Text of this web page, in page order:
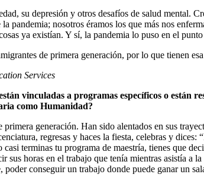
su depresión y otros desafíos de salud mental.
pandemia; nosotros éramos los que más nos
ya existían. Y sí, la pandemia lo puso en el
de primera generación, por lo que tienen
Services
vinculadas a programas específicos o están
como Humanidad?
generación. Han sido alentados en sus
regresas y haces la fiesta, celebras y
terminas tu programa de maestría, tienes que
horas en el trabajo que tenía mientras asistía a
conseguir un trabajo donde puede ganar un